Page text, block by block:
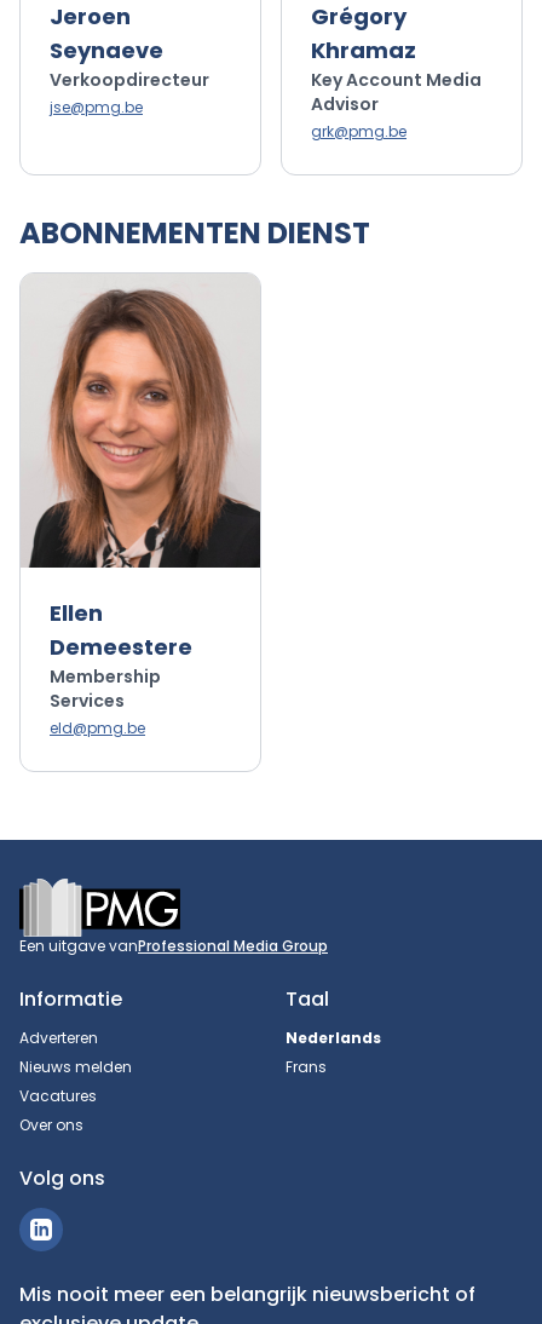
Jeroen
Seynaeve
Verkoopdirecteur
jse@pmg.be
Grégory
Khramaz
Key Account Media
Advisor
grk@pmg.be
ABONNEMENTEN DIENST
Ellen
Demeestere
Membership
Services
eld@pmg.be
Footer
Een uitgave vanProfessional Media Group
Informatie
Adverteren
Nieuws melden
Vacatures
Over ons
Taal
Nederlands
Frans
Volg ons
Mis nooit meer een belangrijk nieuwsbericht of